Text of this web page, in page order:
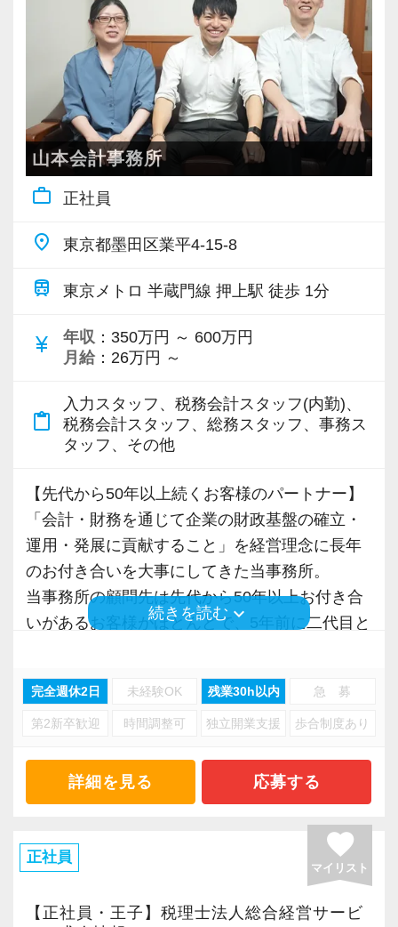
告・年末調整・申告書作成補助・決算業務など
からスタートしていただきます。
経験やスキルに応じて税務相談にも携わること
ができ、着実に業務の幅を広げていけます。
また、法人税だけでなく相続税など幅広い税目
にチャレンジできる機会があり、さまざまな経
験を積みながら会計人として成長できる環境で
す。
＜働く環境＞
各種手当や退職金制度など福利厚生も整えてお
ています。
勤続年数の長いスタッフが多く、落ち着いた雰
です。
困ったことがあれば相談しやすい環境が整って
ます。
＜こんな方を歓迎します＞
日商簿記3級をお持ちであれば、実務未経験の方
も歓迎します。
・地域に根差した事務所で腰を据えて働きたい
経験者の方はもちろん、これから会計業界へチ
ャレンジしたい方も、ぜひご応募ください。
山本会計事務所
work_outline 正社員
place 東京都墨田区業平4-15-8
train 東京メトロ 半蔵門線 押上駅 徒歩 1分
currency_yen 年収 ：350万円 ～ 600万円
月給 ：26万円 ～
content_paste
入力スタッフ、税務会計スタッフ(内勤)、
税務会計スタッフ、総務スタッフ、事務ス
タッフ、その他
【先代から50年以上続くお客様のパートナー】
「会計・財務を通じて企業の財政基盤の確立・
運用・発展に貢献すること」を経営理念に長年
のお付き合いを大事にしてきた当事務所。
当事務所の顧問先は先代から50年以上お付き合
いがあるお客様がほとんどで、5年前に二代目と
法人・個人事業主合わせて120社ほどをサポート
しており、顧問先からのご紹介で着実な実績を
＜世代を超えた信頼関係を築いています＞
お客様との関係が長く続いているのは、裏表な
く情報を共有し合う姿勢を大切にしてきたから
紹介でのご依頼も多く、日々の対応の積み重ね
続きを読むkeyboard_arrow_down
完全週休2日 未経験OK 残業30h以内 急 募
第2新卒歓迎 時間調整可 独立開業支援 歩合制度あり
詳細を見る 応募する
正社員 favorite
マイリスト
【正社員・王子】税理士法人総合経営サービ